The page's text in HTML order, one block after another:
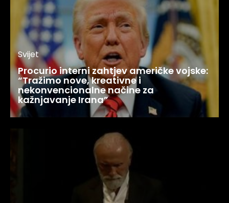
Svijet
Procurio interni zahtjev američke vojske:
“Tražimo nove, kreativne i
nekonvencionalne načine za
kažnjavanje Irana”